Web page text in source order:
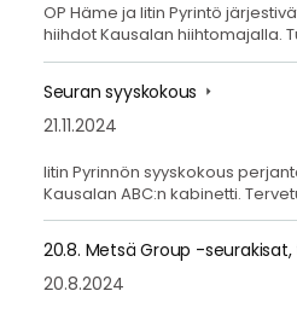
OP Häme ja Iitin Pyrintö
hiihdot Kausalan hiihtomajalla.
Seuran syyskokous
21.11.2024
Iitin Pyrinnön syyskokous
Kausalan ABC:n kabinetti.
20.8. Metsä Group -
20.8.2024